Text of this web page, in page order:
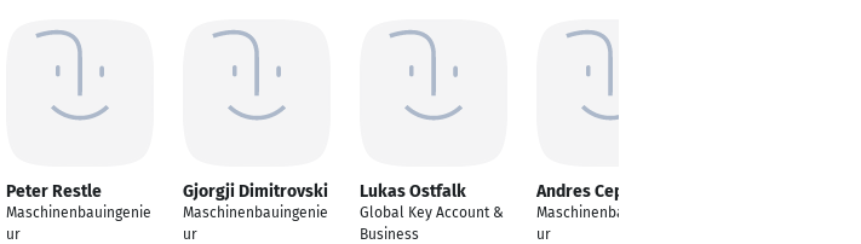
Peter Restle
Maschinenbauingenie
ur
Gjorgji Dimitrovski
Maschinenbauingenie
ur
Lukas Ostfalk
Global Key Account &
Business
Andres Cepeda
Maschinenbauingenie
ur